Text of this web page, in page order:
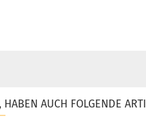
AUCH FOLGENDE